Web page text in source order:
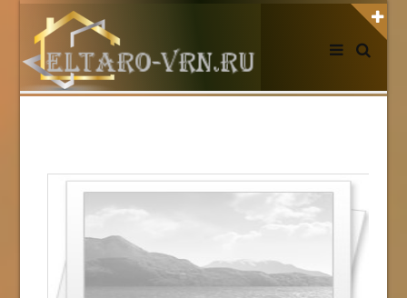
АВТОРИЗАЦИЯ НА САЙТЕ
Регистрация
НОВОСТИ СЕГОДНЯ